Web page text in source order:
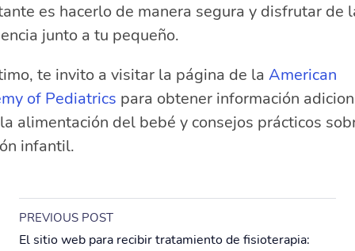
es hacerlo de manera segura y disfrutar de
junto a tu pequeño.
te invito a visitar la página de la American
of Pediatrics para obtener información
alimentación del bebé y consejos prácticos
infantil.
PREVIOUS POST
El sitio web para recibir tratamiento de fisioterapia: